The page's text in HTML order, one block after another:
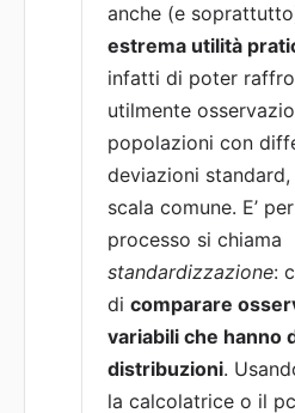
anche (e
estrema utilità
infatti di poter
utilmente
popolazioni con
deviazioni standard,
scala comune. E’
processo si chiama
standardizzazione:
dicomparare
variabili che hanno
distribuzioni.
la calcolatrice o il